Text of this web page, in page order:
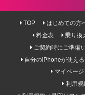
TOP はじめての方
料金表 乗り換
ご契約時にご準備
自分のiPhoneが使え
マイページ
利用規